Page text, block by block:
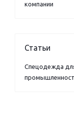
компании
Статьи
Спецодежда